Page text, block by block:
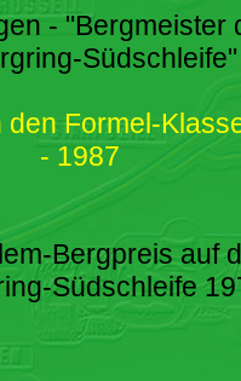
- "Bergmeister
Südschleife"
den Formel-
- 1987
Bergpreis auf
Südschleife